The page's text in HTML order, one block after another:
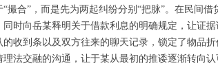
“撮合”，而是先为两起纠纷分别“把脉”。在民间
时向岳某释明关于借款利息的明确规定，让证
收到条以及双方往来的聊天记录，锁定了物品
法交融的沟通，让于某从最初的推诿逐渐转向认